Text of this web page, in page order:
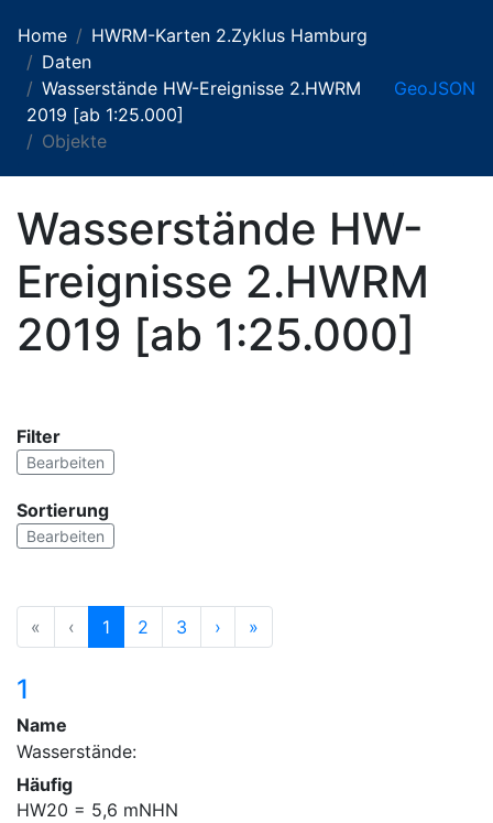
Home
HWRM-Karten 2.Zyklus Hamburg
Daten
Wasserstände HW-Ereignisse 2.HWRM
2019 [ab 1:25.000]
Objekte
GeoJSON
Wasserstände HW-
Ereignisse 2.HWRM
2019 [ab 1:25.000]
Filter
Bearbeiten
Sortierung
Bearbeiten
« ‹ 1 2 3 › »
1
Name
Wasserstände:
Häufig
HW20 = 5,6 mNHN